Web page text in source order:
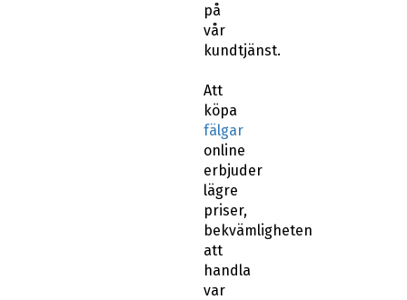
på
vår
kundtjänst.
Att
köpa
fälgar
online
erbjuder
lägre
priser,
bekvämligheten
att
handla
var